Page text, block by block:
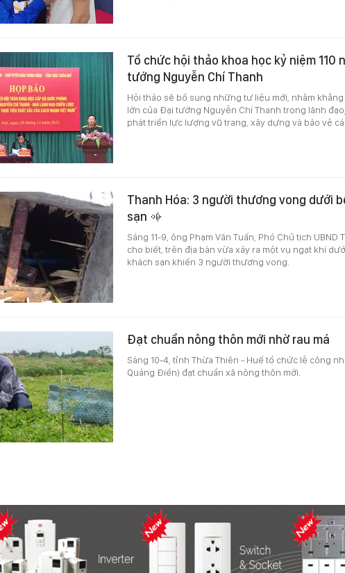
Tổ chức hội thảo khoa học kỷ niệm 110
tướng Nguyễn Chí Thanh
Hội thảo sẽ bổ sung những tư liệu mới, nhằm
lớn của Đại tướng Nguyễn Chí Thanh trong lãnh
phát triển lực lượng vũ trang, xây dựng và bảo vệ
Thanh Hóa: 3 người thương vong dưới
sạn
Sáng 11-9, ông Phạm Văn Tuấn, Phó Chủ tịch UBND
cho biết, trên địa bàn vừa xảy ra một vụ ngạt khí
khách sạn khiến 3 người thương vong.
Đạt chuẩn nông thôn mới nhờ rau má
Sáng 10-4, tỉnh Thừa Thiên - Huế tổ chức lễ công
Quảng Điền) đạt chuẩn xã nông thôn mới.